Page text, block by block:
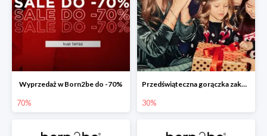
Wyprzedaż w Born2be do -70%
70%
Przedświąteczna gorączka zakupów w Born2be do -30%
30%